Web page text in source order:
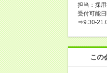
担当：採
受付可能
⇒9:30-
この